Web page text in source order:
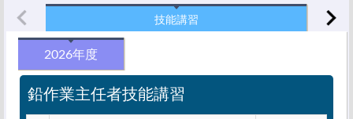
技能講習
2026年度
鉛作業主任者技能講習